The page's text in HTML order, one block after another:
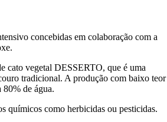
concebidas em colaboração com a
cato vegetal DESSERTO, que é uma
tradicional. A produção com baixo teor
80% de água.
químicos como herbicidas ou pesticidas.